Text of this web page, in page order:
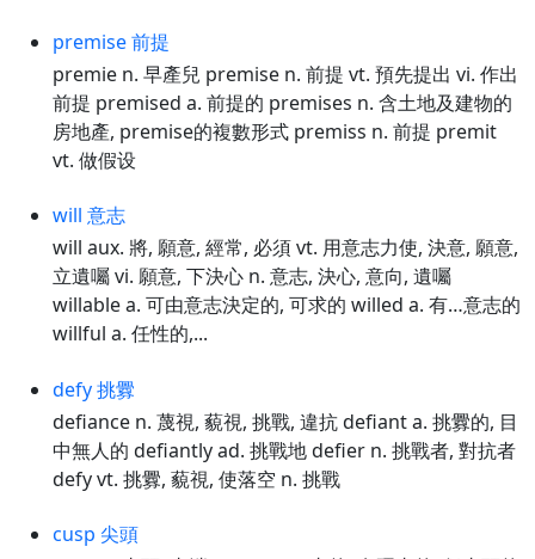
premise 前提
premie n. 早產兒 premise n. 前提 vt. 預先提出 vi. 作出
前提 premised a. 前提的 premises n. 含土地及建物的
房地產, premise的複數形式 premiss n. 前提 premit
vt. 做假设
will 意志
will aux. 將, 願意, 經常, 必須 vt. 用意志力使, 決意, 願意,
立遺囑 vi. 願意, 下決心 n. 意志, 決心, 意向, 遺囑
willable a. 可由意志決定的, 可求的 willed a. 有…意志的
willful a. 任性的,...
defy 挑釁
defiance n. 蔑視, 藐視, 挑戰, 違抗 defiant a. 挑釁的, 目
中無人的 defiantly ad. 挑戰地 defier n. 挑戰者, 對抗者
defy vt. 挑釁, 藐視, 使落空 n. 挑戰
cusp 尖頭